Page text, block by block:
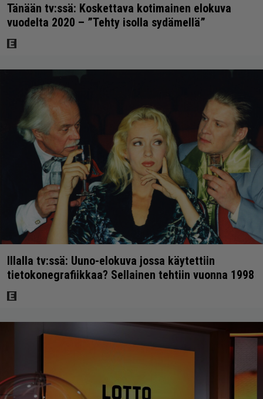
Tänään tv:ssä: Koskettava kotimainen elokuva
vuodelta 2020 – ”Tehty isolla sydämellä”
Illalla tv:ssä: Uuno-elokuva jossa käytettiin
tietokonegrafiikkaa? Sellainen tehtiin vuonna 1998